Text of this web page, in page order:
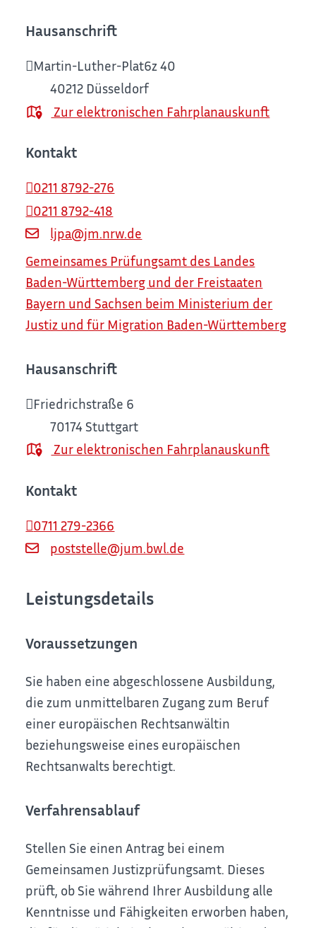
Hausanschrift
Martin-Luther-Plat6z 40
40212 Düsseldorf
Zur elektronischen Fahrplanauskunft
Kontakt
0211 8792-276
0211 8792-418
ljpa@jm.nrw.de
Gemeinsames Prüfungsamt des Landes
Baden-Württemberg und der Freistaaten
Bayern und Sachsen beim Ministerium der
Justiz und für Migration Baden-Württemberg
Hausanschrift
Friedrichstraße 6
70174 Stuttgart
Zur elektronischen Fahrplanauskunft
Kontakt
0711 279-2366
poststelle@jum.bwl.de
Leistungsdetails
Voraussetzungen
Sie haben eine abgeschlossene Ausbildung,
die zum unmittelbaren Zugang zum Beruf
einer europäischen Rechtsanwältin
beziehungsweise eines europäischen
Rechtsanwalts berechtigt.
Verfahrensablauf
Stellen Sie einen Antrag bei einem
Gemeinsamen Justizprüfungsamt. Dieses
prüft, ob Sie während Ihrer Ausbildung alle
Kenntnisse und Fähigkeiten erworben haben,